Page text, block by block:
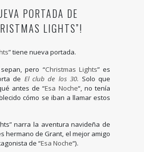
PORTADA DE
LIGHTS”!
” tiene nueva portada.
pero “Christmas Lights” es
de El club de los 30. Solo que
antes de “Esa Noche“, no tenía
cómo se iban a llamar estos
narra la aventura navideña de
hermano de Grant, el mejor amigo
de “Esa Noche“).